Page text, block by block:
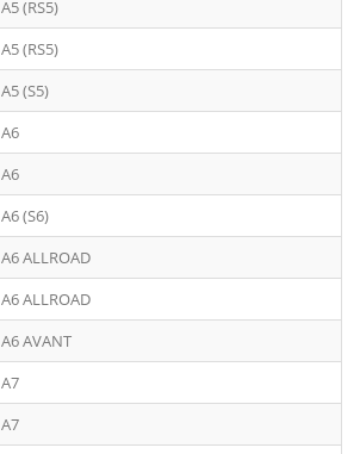
A5 (RS5)
A5 (RS5)
A5 (S5)
A6
A6
A6 (S6)
A6 ALLROAD
A6 ALLROAD
A6 AVANT
A7
A7